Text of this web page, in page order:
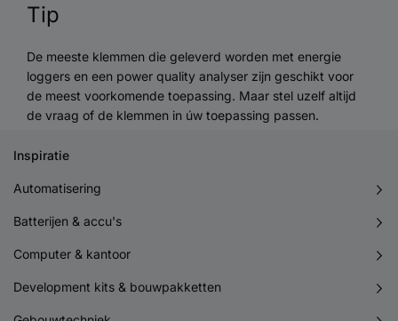
Tip
De meeste klemmen die geleverd worden met energie
loggers en een power quality analyser zijn geschikt voor
de meest voorkomende toepassing. Maar stel uzelf altijd
de vraag of de klemmen in úw toepassing passen.
Inspiratie
Automatisering
Batterijen & accu's
Computer & kantoor
Development kits & bouwpakketten